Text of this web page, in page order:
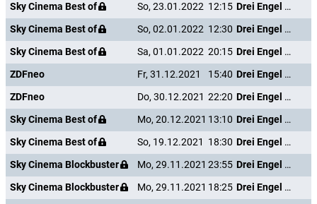
Sky Cinema Best of
So, 23.01.2022 12:15
Drei Engel für Charlie - Volle Power
Sky Cinema Best of
So, 02.01.2022 12:30
Drei Engel für Charlie - Volle Power
Sky Cinema Best of
Sa, 01.01.2022 20:15
Drei Engel für Charlie - Volle Power
ZDFneo
Fr, 31.12.2021 15:40
Drei Engel für Charlie - Volle Power
ZDFneo
Do, 30.12.2021 22:20
Drei Engel für Charlie - Volle Power
Sky Cinema Best of
Mo, 20.12.2021 13:10
Drei Engel für Charlie - Volle Power
Sky Cinema Best of
So, 19.12.2021 18:30
Drei Engel für Charlie - Volle Power
Sky Cinema Blockbuster
Mo, 29.11.2021 23:55
Drei Engel für Charlie - Volle Power
Sky Cinema Blockbuster
Mo, 29.11.2021 18:25
Drei Engel für Charlie - Volle Power